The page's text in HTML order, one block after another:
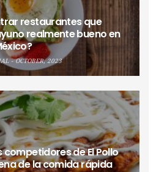
restaurantes que
realmente bueno en
OCTOBER, 2023
competidores de El Pollo
de la comida rápida